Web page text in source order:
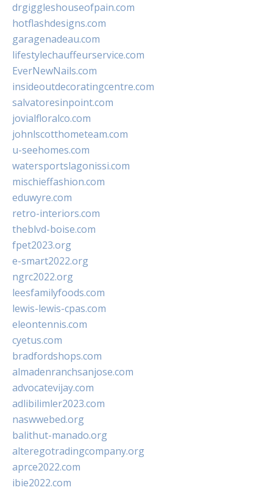
drgiggleshouseofpain.com
hotflashdesigns.com
garagenadeau.com
lifestylechauffeurservice.com
EverNewNails.com
insideoutdecoratingcentre.com
salvatoresinpoint.com
jovialfloralco.com
johnlscotthometeam.com
u-seehomes.com
watersportslagonissi.com
mischieffashion.com
eduwyre.com
retro-interiors.com
theblvd-boise.com
fpet2023.org
e-smart2022.org
ngrc2022.org
leesfamilyfoods.com
lewis-lewis-cpas.com
eleontennis.com
cyetus.com
bradfordshops.com
almadenranchsanjose.com
advocatevijay.com
adlibilimler2023.com
naswwebed.org
balithut-manado.org
alteregotradingcompany.org
aprce2022.com
ibie2022.com